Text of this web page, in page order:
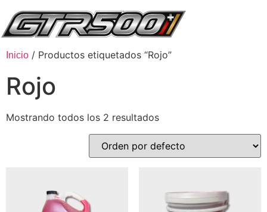
Inicio / Productos etiquetados “Rojo”
Rojo
Mostrando todos los 2 resultados